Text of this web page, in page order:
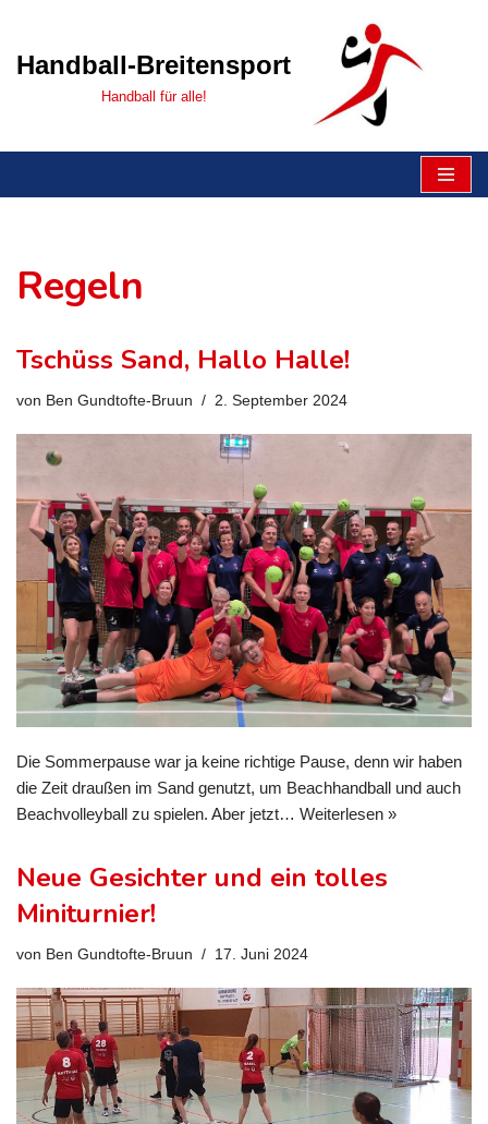
Zum
Handball-Breitensport
Handball für alle!
Regeln
Tschüss Sand, Hallo Halle!
von Ben Gundtofte-Bruun 2. September 2024
Die Sommerpause war ja keine richtige Pause, denn wir haben
die Zeit draußen im Sand genutzt, um Beachhandball und auch
Beachvolleyball zu spielen. Aber jetzt… Weiterlesen »
Neue Gesichter und ein tolles
Miniturnier!
von Ben Gundtofte-Bruun 17. Juni 2024